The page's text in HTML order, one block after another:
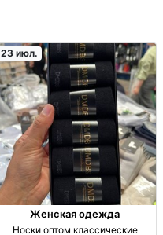
23 июл.
Женская одежда
Носки оптом классические